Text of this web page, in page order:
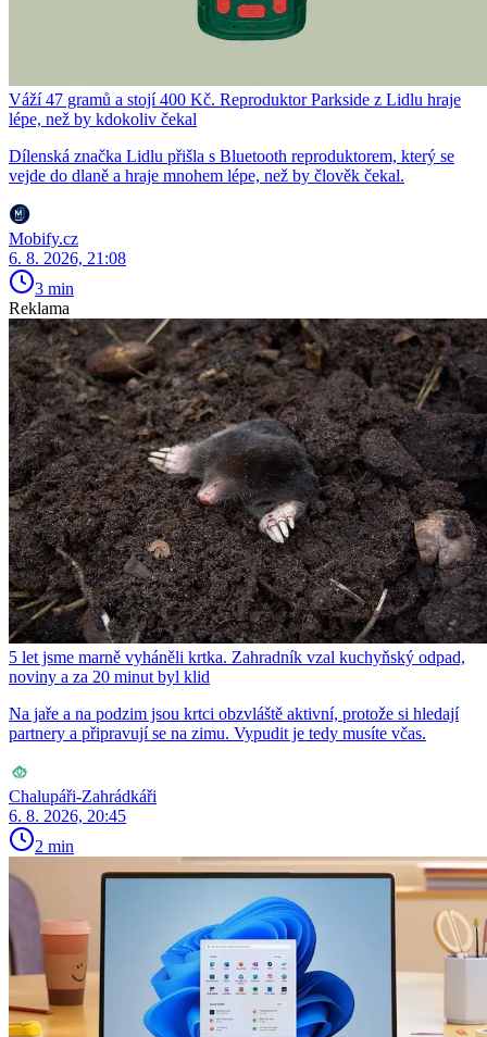
Váží 47 gramů a stojí 400 Kč. Reproduktor Parkside z Lidlu hraje
lépe, než by kdokoliv čekal
Dílenská značka Lidlu přišla s Bluetooth reproduktorem, který se
vejde do dlaně a hraje mnohem lépe, než by člověk čekal.
Mobify.cz
6. 8. 2026, 21:08
3 min
Reklama
5 let jsme marně vyháněli krtka. Zahradník vzal kuchyňský odpad,
noviny a za 20 minut byl klid
Na jaře a na podzim jsou krtci obzvláště aktivní, protože si hledají
partnery a připravují se na zimu. Vypudit je tedy musíte včas.
Chalupáři-Zahrádkáři
6. 8. 2026, 20:45
2 min